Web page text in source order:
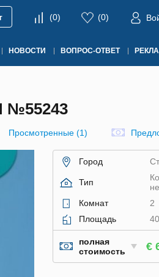
(0) (0)
НОВОСТИ ВОПРОС-ОТВЕТ
Просмотренные (1)
Город
Тип
Комнат
2
Площадь
полная
стоимость
€